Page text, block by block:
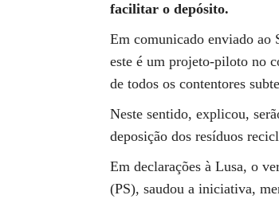
facilitar o depósito.
Em comunicado enviado ao
este é um projeto-piloto no
de todos os contentores
Neste sentido, explicou,
deposição dos resíduos
Em declarações à Lusa, o
(PS), saudou a iniciativa,